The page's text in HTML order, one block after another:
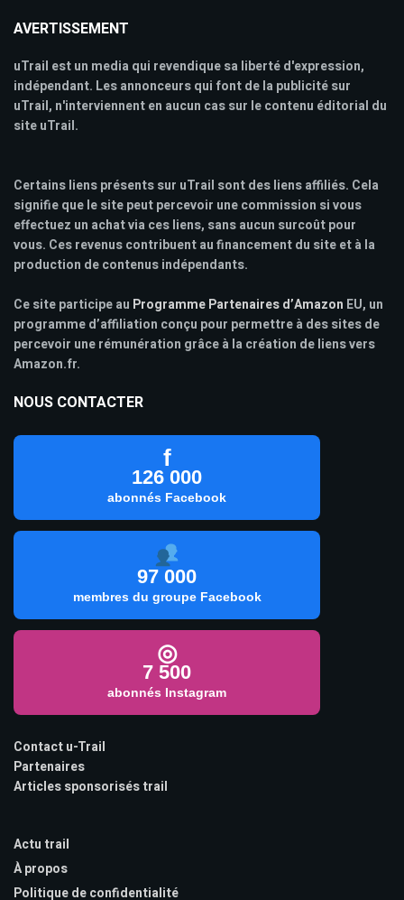
AVERTISSEMENT
uTrail est un media qui revendique sa liberté d'expression,
indépendant. Les annonceurs qui font de la publicité sur
uTrail, n'interviennent en aucun cas sur le contenu éditorial du
site uTrail.
Certains liens présents sur uTrail sont des liens affiliés. Cela
signifie que le site peut percevoir une commission si vous
effectuez un achat via ces liens, sans aucun surcoût pour
vous. Ces revenus contribuent au financement du site et à la
production de contenus indépendants.
Ce site participe au Programme Partenaires d’Amazon EU, un
programme d’affiliation conçu pour permettre à des sites de
percevoir une rémunération grâce à la création de liens vers
Amazon.fr.
NOUS CONTACTER
f
126 000
abonnés Facebook
97 000
membres du groupe Facebook
◎
7 500
abonnés Instagram
Contact u-Trail
Partenaires
Articles sponsorisés trail
Actu trail
À propos
Politique de confidentialité